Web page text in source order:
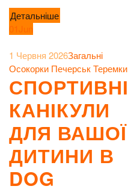
Детальніше
01Jun
1 Червня 2026Загальні
Осокорки ПечерськТеремки
СПОРТИВНІ
КАНІКУЛИ
ДЛЯ ВАШОЇ
ДИТИНИ В
DOG